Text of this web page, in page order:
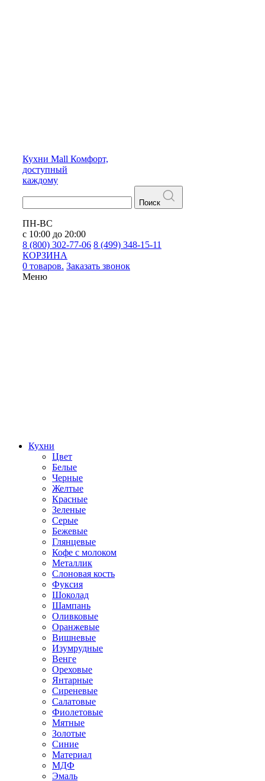
Кухни Mall Комфорт,
доступный
каждому
Поиск
ПН-ВС
с 10:00 до 20:00
8 (800) 302-77-06 8 (499) 348-15-11
КОРЗИНА
0 товаров. Заказать звонок
Меню
Кухни
Цвет
Белые
Черные
Желтые
Красные
Зеленые
Серые
Бежевые
Глянцевые
Кофе с молоком
Металлик
Слоновая кость
Фуксия
Шоколад
Шампань
Оливковые
Оранжевые
Вишневые
Изумрудные
Венге
Ореховые
Янтарные
Сиреневые
Салатовые
Фиолетовые
Мятные
Золотые
Синие
Материал
МДФ
Эмаль